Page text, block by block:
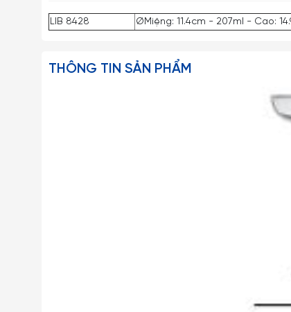
LIB 8428 ØMiệng: 11.4cm - 207ml - Cao:
THÔNG TIN SẢN PHẨM